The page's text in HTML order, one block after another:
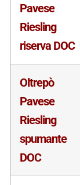
Pavese
Riesling
riserva DOC
Oltrepò
Pavese
Riesling
spumante
DOC